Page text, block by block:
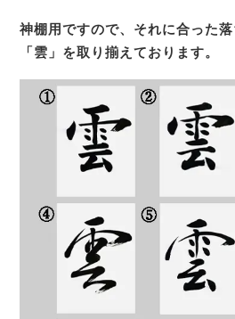
神棚用ですので、それに合った
「雲」を取り揃えております。